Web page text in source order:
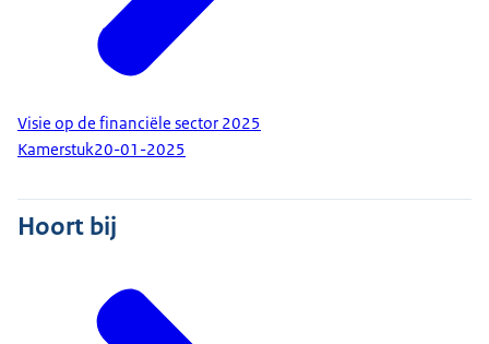
Visie op de financiële sector 2025
Kamerstuk20-01-2025
Hoort bij